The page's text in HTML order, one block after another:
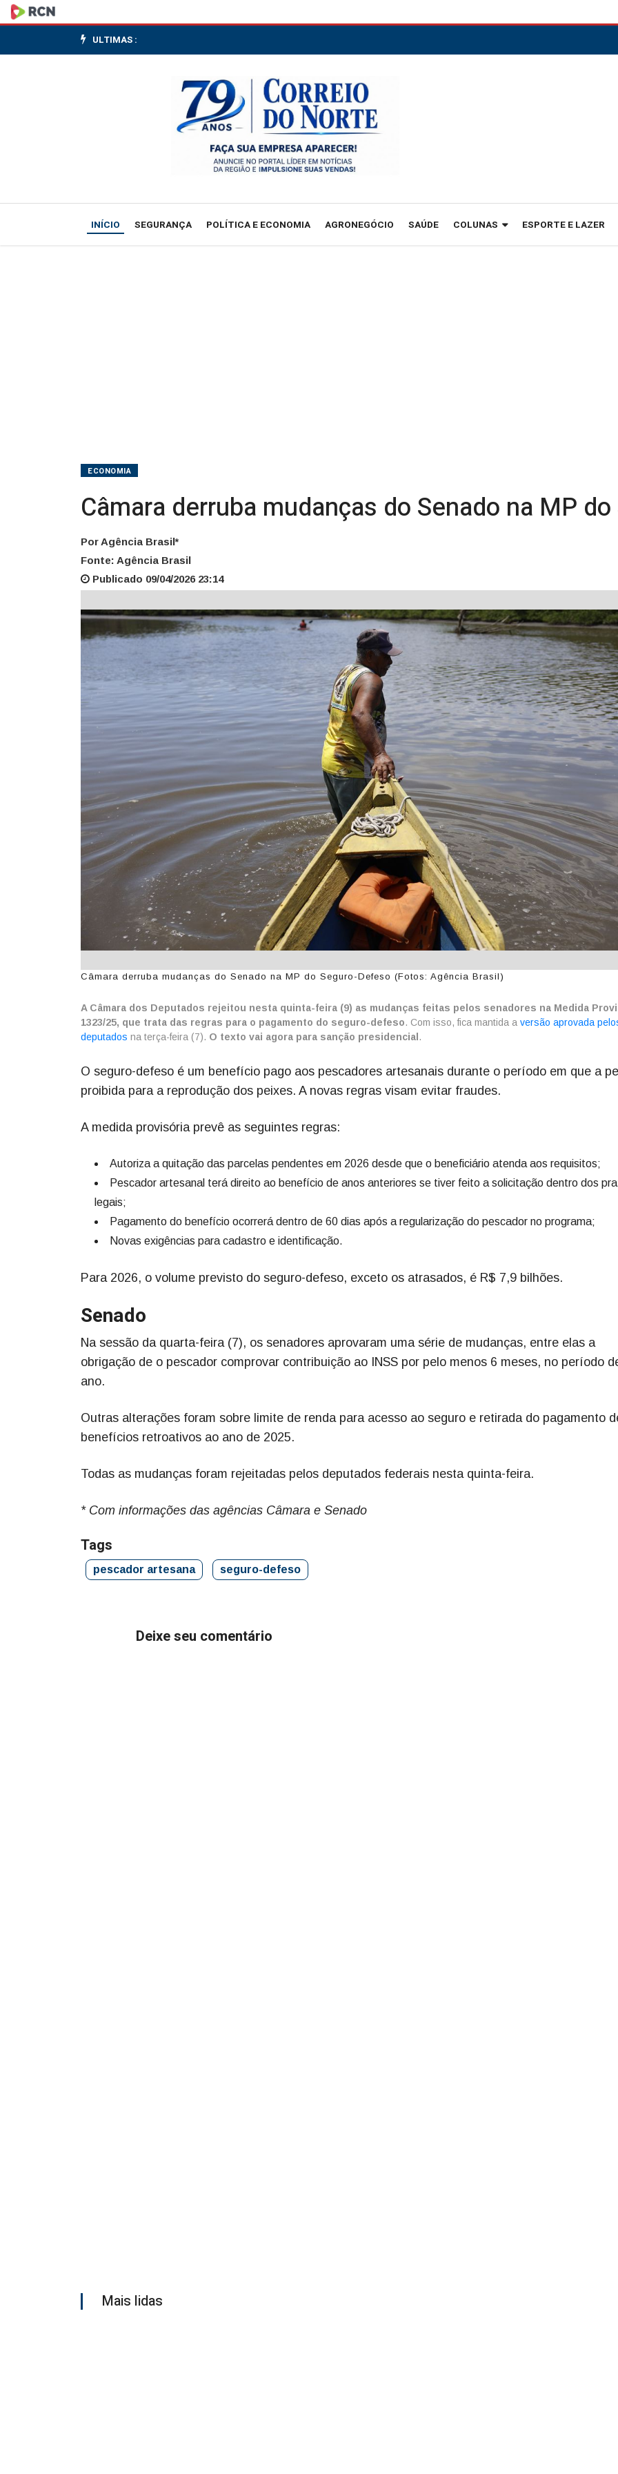
Câmara
derruba
MP
ULTIMAS :
INÍCIO SEGURANÇA POLÍTICA E ECONOMIA AGRONEGÓCIO SAÚDE COLUNAS ESPORTE E LAZER
ECONOMIA
Câmara derruba mudanças do Senado na MP
Por Agência Brasil*
Fonte: Agência Brasil
Publicado 09/04/2026 23:14
Câmara derruba mudanças do Senado na MP do Seguro-Defeso (Fotos: Agência Brasil)
A Câmara dos Deputados rejeitou nesta quinta-feira (9) as mudanças feitas pelos senadores na Medida
1323/25, que trata das regras para o pagamento do seguro-defeso. Com isso, fica mantida a versão aprovada
deputados na terça-feira (7). O texto vai agora para sanção presidencial .
O seguro-defeso é um benefício pago aos pescadores artesanais durante o período em que a
proibida para a reprodução dos peixes. A novas regras visam evitar fraudes.
A medida provisória prevê as seguintes regras:
Autoriza a quitação das parcelas pendentes em 2026 desde que o beneficiário atenda aos requisitos;
Pescador artesanal terá direito ao benefício de anos anteriores se tiver feito a solicitação dentro dos
legais;
Pagamento do benefício ocorrerá dentro de 60 dias após a regularização do pescador no programa;
Novas exigências para cadastro e identificação.
Para 2026, o volume previsto do seguro-defeso, exceto os atrasados, é R$ 7,9 bilhões.
Senado
Na sessão da quarta-feira (7), os senadores aprovaram uma série de mudanças, entre elas a
obrigação de o pescador comprovar contribuição ao INSS por pelo menos 6 meses, no período
ano.
Outras alterações foram sobre limite de renda para acesso ao seguro e retirada do pagamento
benefícios retroativos ao ano de 2025.
Todas as mudanças foram rejeitadas pelos deputados federais nesta quinta-feira.
* Com informações das agências Câmara e Senado
Tags
pescador artesana seguro-defeso
Deixe seu comentário
Mais lidas